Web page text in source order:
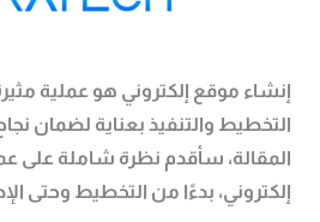
إنشاء موقع إلكتروني هو عملية
التخطيط والتنفيذ بعناية لضمان
المقالة، سأقدم نظرة شاملة على
إلكتروني، بدءًا من التخطيط وحتى